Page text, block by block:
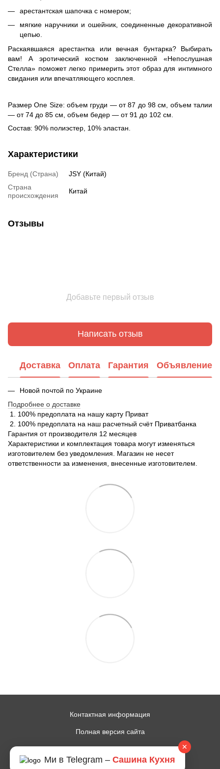
арестантская шапочка с номером;
мягкие наручники и ошейник, соединенные декоративной
цепью.
Раскаявшаяся арестантка или вечная бунтарка? Выбирать
вам! А эротический костюм заключенной «Непослушная
Стелла» поможет легко примерить этот образ для интимного
свидания или впечатляющего косплея.
Размер One Size: объем груди — от 87 до 98 см, объем талии
— от 74 до 85 см, объем бедер — от 91 до 102 см.
Состав: 90% полиэстер, 10% эластан.
Характеристики
Бренд (Страна)
JSY (Китай)
Страна
происхождения
Китай
Отзывы
Добавьте первый отзыв
Написать отзыв
Доставка Оплата Гарантия Объявление
Новой почтой по Украине
Подробнее о доставке
1. 100% предоплата на нашу карту Приват
2. 100% предоплата на наш расчетный счёт Приватбанка
Гарантия от производителя 12 месяцев
Характеристики и комплектация товара могут изменяться
изготовителем без уведомления. Магазин не несет
ответственности за изменения, внесенные изготовителем.
Контактная информация
Полная версия сайта
© 2014—2026
Рус Укр
✕
Ми в Telegram – Сашина Кухня